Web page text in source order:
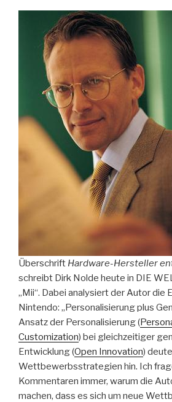
Überschrift Hardware-Hersteller
schreibt Dirk Nolde heute in DIE
„Mii“. Dabei analysiert der Autor die
Nintendo: „Personalisierung plus
Ansatz der Personalisierung (
Customization) bei gleichzeitiger
Entwicklung (Open Innovation)
Wettbewerbsstrategien hin. Ich
Kommentaren immer, warum die
machen, dass es sich um neue